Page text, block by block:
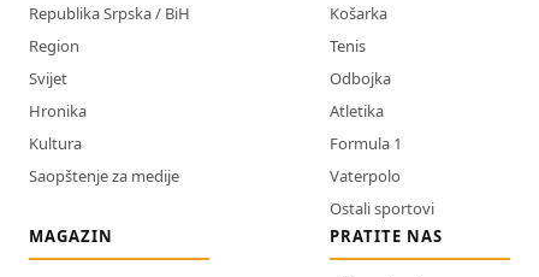
Republika Srpska / BiH
Region
Svijet
Hronika
Kultura
Saopštenje za medije
Košarka
Tenis
Odbojka
Atletika
Formula 1
Vaterpolo
Ostali sportovi
MAGAZIN
PRATITE NAS